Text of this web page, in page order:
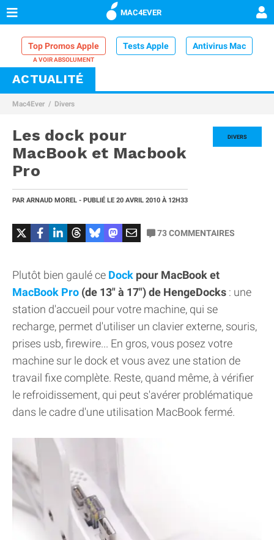
MAC4EVER
Top Promos Apple Tests Apple Antivirus Mac
VPN Mac
Comparatif iPhone
ACTUALITÉ
Mac4Ever Divers
DIVERS
Les dock pour
MacBook et Macbook
Pro
PAR ARNAUD MOREL - PUBLIÉ LE 20 AVRIL 2010 À 12H33
73COMMENTAIRES
Plutôt bien gaulé ce Dock pour MacBook et
MacBook Pro (de 13" à 17") de HengeDocks : une
station d'accueil pour votre machine, qui se
recharge, permet d'utiliser un clavier externe, souris,
prises usb, firewire... En gros, vous posez votre
machine sur le dock et vous avez une station de
travail fixe complète. Reste, quand même, à vérifier
le refroidissement, qui peut s'avérer problématique
dans le cadre d'une utilisation MacBook fermé.